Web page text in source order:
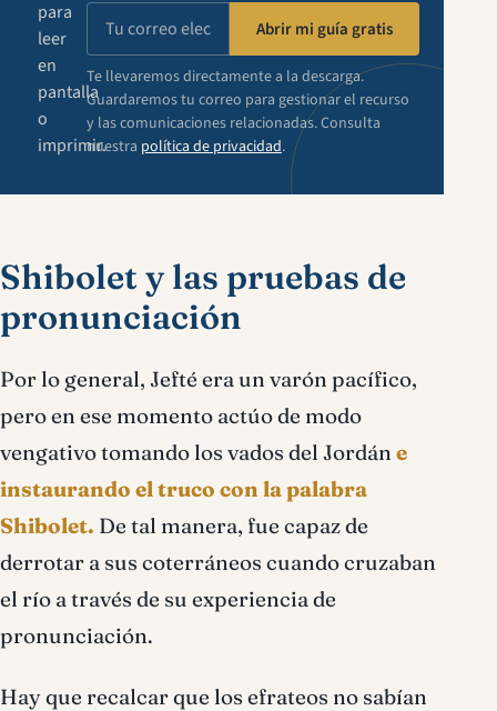
para
leer
en
pantalla
o
imprimir.
Abrir mi guía gratis
Te llevaremos directamente a la descarga.
Guardaremos tu correo para gestionar el recurso
y las comunicaciones relacionadas. Consulta
nuestra política de privacidad.
Shibolet y las pruebas de
pronunciación
Por lo general, Jefté era un varón pacífico,
pero en ese momento actúo de modo
vengativo tomando los vados del Jordán e
instaurando el truco con la palabra
Shibolet. De tal manera, fue capaz de
derrotar a sus coterráneos cuando cruzaban
el río a través de su experiencia de
pronunciación.
Hay que recalcar que los efrateos no sabían